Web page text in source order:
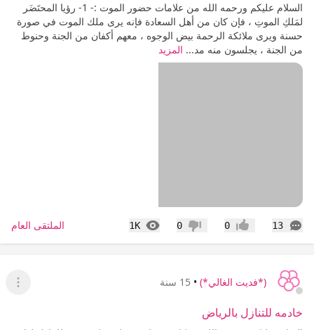
السلام عليكم ورحمه الله من علامات حضور الموت :- 1- رؤيا المحتَضَر
لمَلكِ الموتِ ، فإن كان من أهل السعادة فإنه يرى ملك الموت في صورة
حسنة ويرى ملائكة الرحمة بيض الوجوه ، معهم أكفان من الجنة وحنوط
من الجنة ، يجلسون منه مد... المزيد
13
التعليقات إعجاب0 عدم إعجاب
0
1K
المشاهدات الملتقى العام
(*فديت الغالي*) • 15 سنة
عرض
خادمه للتنازل بالرياض